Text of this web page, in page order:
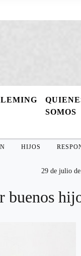
SOMOS
HIJOS
29 de julio
buenos